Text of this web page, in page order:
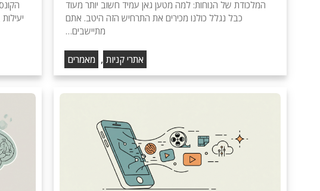
המלכודת של הנוחות: למה מטען גאן עמיד חשוב יותר מעוד
כבל נגלל כולנו מכירים את התרחיש הזה היטב. אתם
מתיישבים…
אתרי קניות , מאמרים